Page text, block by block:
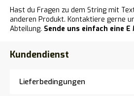
Hast du Fragen zu dem String mit
anderen Produkt. Kontaktiere gerne
Abteilung. Sende uns einfach eine E
Kundendienst
Lieferbedingungen